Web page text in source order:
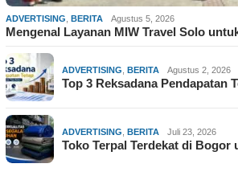
ADVERTISING BERITA Agustus 5, 2026
Mengenal Layanan MIW Travel Solo
ADVERTISING BERITA Agustus 2, 2026
Top 3 Reksadana Pendapatan
ADVERTISING BERITA Juli 23, 2026
Toko Terpal Terdekat di